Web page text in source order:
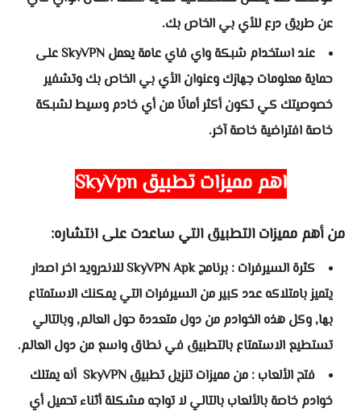
عن طريق درع للأي بي الخاص بك.
عند استخدام شبكة واي فاي عامة يعمل SkyVPN على
حماية معلومات جهازك وعنوان الأي بي الخاص بك وتشفير
خصوصيتك كي تكون أكثر أمانًا من أي خادم وسيط لشبكة
خاصة افتراضية خاصة آخر.
اهم مميزاتتطبيقSkyVpn
من أهم مميزات التطبيق التي ساعدت على انتشاره:
كثرة السيرفرات : برنامج SkyVPN Apk للاندرويد اخر اصدار
يتميز بامتلاكه عدد كبير من السيرفرات التي يمكنك الاستمتاع
بها, وكل هذه الخوادم من دول متعددة حول العالم, وبالتالي
تستطيع الاستمتاع بالتطبيق في نطاق واسع من دول العالم.
فتح الألعاب : من مميزات تنزيل تطبيق SkyVPN أنه يمتلك
خوادم خاصة بالألعاب بالتالي لا تواجه مشكلة أثناء تحميل أي